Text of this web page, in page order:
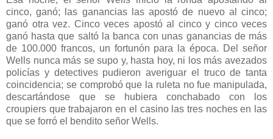
cinco, ganó; las gananciaslas apostó de nuevo al cinco;
ganó otra vez. Cinco veces apostó al cinco y cinco veces
ganó hasta que saltó la banca con unas gananciasde más
de 100.000 francos, un fortunón para la época. Del señor
Wells nunca más se supo y, hasta hoy, ni los más avezados
policías y detectives pudieron averiguar el truco de tanta
coincidencia; se comprobó que la ruleta no fue manipulada,
descartándose que se hubiera conchabado con los
croupiers que trabajaron en el casino las tres nochesen las
que se forró el bendito señor Wells.